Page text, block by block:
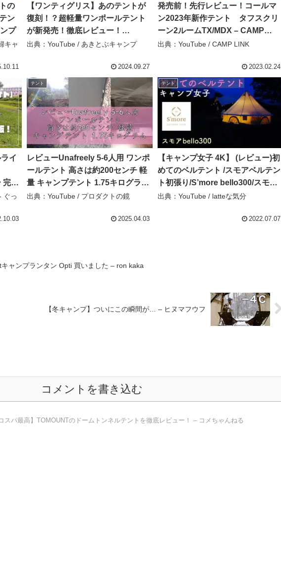
の
ン
プ
キャ
【ワンティグリス】あのテントが
復刻！？超軽量ワンポールテント
が新発売！徹底レビュー！
OneTigris SMOKEY HUT – あきと
出典：YouTube / あきとぶキャンプ
2024.09.27
発売前！先行レビュー！コールマ
ン2023年新作テント タフスクリ
ーン2ルームTX/MDX – CAMP
LINK
出典：YouTube / CAMP LINK
2023.02.24
イ
ん
ぐっ
テント
レビューUnafreely 5-6人用 ワンポ
ールテント 高さは約200センチ 軽
量 キャンプテント 1.75キログラム
出入口2つ 簡単設営 防水 内料理・
出典：YouTube / プロダクトの鏡
2025.04.03
テント
【キャンプ女子 4K】 (レビュー)初
めてのベルテント /スモアベルテン
ト初張り/S’more bello300/スモア
タープ/朝霧ジャンボリーオートキ
出典：YouTube / latteな気分
2022.07.07
ャンプランタン Opti 買いました – ron kaka
【冬キャンプ】ついにこの瞬間が… – ヒヌマフウフ
コメントを書き込む
コスパ最高】TOMOUNTのドームトンネルテントを徹底レビュー！ – コメちゃんねる